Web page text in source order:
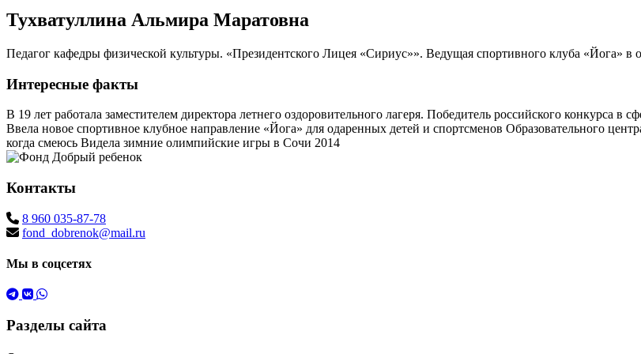
Тухватуллина Альмира Маратовна
Педагог кафедры физической культуры. «Президентского Лицея «Сириус»». Ведущая спортивного клуба «Йога» в
Интересные факты
В 19 лет работала заместителем директора летнего оздоровительного лагеря. Победитель российского конкурса
Ввела новое спортивное клубное направление «Йога» для одаренных детей и спортсменов Образовательного
когда смеюсь Видела зимние олимпийские игры в Сочи 2014
Контакты
8 960 035-87-78
fond_dobrenok@mail.ru
Мы в соцсетях
Разделы сайта